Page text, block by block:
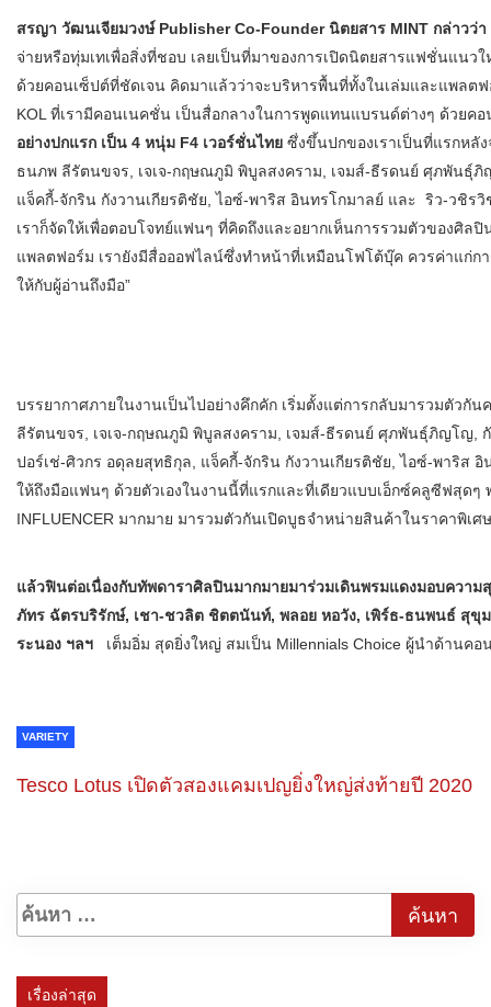
สรญา วัฒนเจียมวงษ์ Publisher Co-Founder นิตยสาร MINT กล่าวว่า
จ่ายหรือทุ่มเทเพื่อสิ่งที่ชอบ เลยเป็นที่มาของการเปิดนิตยสารแฟชั่นแนว
ด้วยคอนเซ็ปต์ที่ชัดเจน คิดมาแล้วว่าจะบริหารพื้นที่ทั้งในเล่มและแพลต
KOL ที่เรามีคอนเนคชั่น เป็นสื่อกลางในการพูดแทนแบรนด์ต่างๆ ด้วยค
อย่างปกแรก เป็น 4 หนุ่ม F4 เวอร์ชั่นไทย ซึ่งขึ้นปกของเราเป็นที่แรกหลั
ธนภพ ลีรัตนขจร, เจเจ-กฤษณภูมิ พิบูลสงคราม, เจมส์-ธีรดนย์ ศุภพันธุ์
แจ็คกี้-จักริน กังวานเกียรติชัย, ไอซ์-พาริส อินทรโกมาลย์ และ ริว-วชิ
เราก็จัดให้เพื่อตอบโจทย์แฟนๆ ที่คิดถึงและอยากเห็นการรวมตัวของศิ
แพลตฟอร์ม เรายังมีสื่อออฟไลน์ซึ่งทำหน้าที่เหมือนโฟโต้บุ๊ค ควรค่าแก่
ให้กับผู้อ่านถึงมือ”
บรรยากาศภายในงานเป็นไปอย่างคึกคัก เริ่มตั้งแต่การกลับมารวมตัว
ลีรัตนขจร, เจเจ-กฤษณภูมิ พิบูลสงคราม, เจมส์-ธีรดนย์ ศุภพันธุ์ภิญโญ,
ปอร์เช่-ศิวกร อดุลยสุทธิกุล, แจ็คกี้-จักริน กังวานเกียรติชัย, ไอซ์-พาริส
ให้ถึงมือแฟนๆ ด้วยตัวเองในงานนี้ที่แรกและที่เดียวแบบเอ็กซ์คลูซีฟสุดๆ
INFLUENCER มากมาย มารวมตัวกันเปิดบูธจำหน่ายสินค้าในราคาพิเศษ
แล้วฟินต่อเนื่องกับทัพดาราศิลปินมากมายมาร่วมเดินพรมแดงมอบควา
ภัทร ฉัตรบริรักษ์, เชา-ชวลิต ชิตตนันท์, พลอย หอวัง, เพิร์ธ-ธนพนธ์ สุ
ระนอง ฯลฯ เต็มอิ่ม สุดยิ่งใหญ่ สมเป็น Millennials Choice ผู้นำด้านคอ
VARIETY
Tesco Lotus เปิดตัวสองแคมเปญยิ่งใหญ่ส่งท้ายปี 2020
เรื่องล่าสุด